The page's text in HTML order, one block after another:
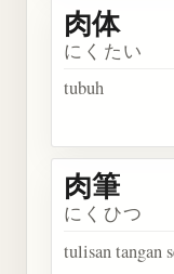
肉体
にくたい
tubuh
肉筆
にくひつ
tulisan tangan